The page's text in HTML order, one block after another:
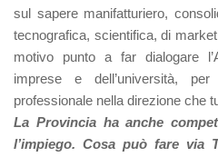
sul sapere manifatturiero,
tecnografica, scientifica, di
motivo punto a far dialogare
imprese e dell’università,
professionale nella direzione che
La Provincia ha anche
l’impiego. Cosa può fare via